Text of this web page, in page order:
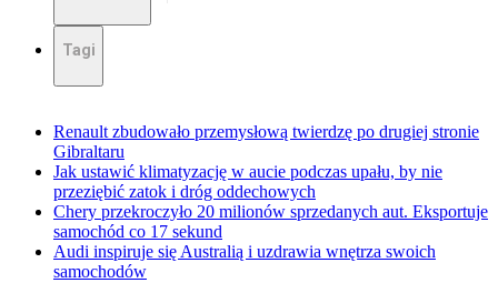
Tagi
Renault zbudowało przemysłową twierdzę po drugiej stronie
Gibraltaru
Jak ustawić klimatyzację w aucie podczas upału, by nie
przeziębić zatok i dróg oddechowych
Chery przekroczyło 20 milionów sprzedanych aut. Eksportuje
samochód co 17 sekund
Audi inspiruje się Australią i uzdrawia wnętrza swoich
samochodów